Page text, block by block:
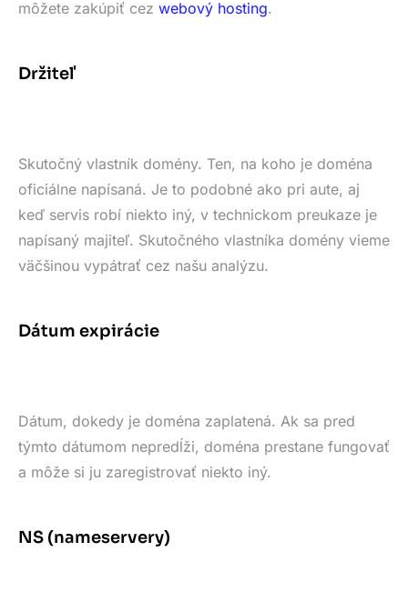
môžete zakúpiť cez webový hosting.
Držiteľ
Skutočný vlastník domény. Ten, na koho je doména
oficiálne napísaná. Je to podobné ako pri aute, aj
keď servis robí niekto iný, v technickom preukaze je
napísaný majiteľ. Skutočného vlastníka domény vieme
väčšinou vypátrať cez našu analýzu.
Dátum expirácie
Dátum, dokedy je doména zaplatená. Ak sa pred
týmto dátumom nepredĺži, doména prestane fungovať
a môže si ju zaregistrovať niekto iný.
NS (nameservery)